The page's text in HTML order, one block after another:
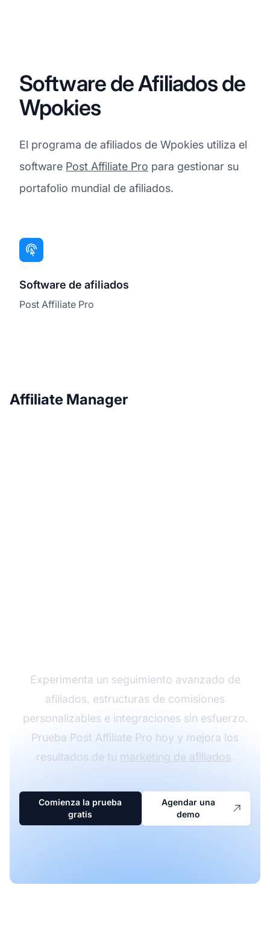
Software de Afiliados de
Wpokies
El programa de afiliados de Wpokies utiliza el
software Post Affiliate Pro para gestionar su
portafolio mundial de afiliados.
Software de afiliados
Post Affiliate Pro
Affiliate Manager
Experimenta un seguimiento avanzado de
afiliados, estructuras de comisiones
personalizables e integraciones sin esfuerzo.
Prueba Post Affiliate Pro hoy y mejora los
resultados de tu marketing de afiliados.
Comienza la prueba
gratis
Agendar una
demo